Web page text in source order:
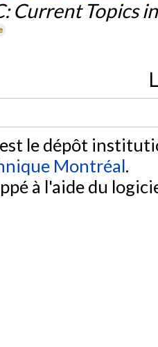
Current Topics
le dépôt
Montréal.
à l'aide du